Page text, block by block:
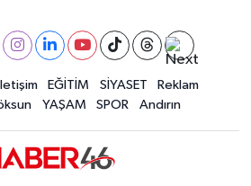
EĞİTİM SİYASET
Reklam
YAŞAM SPOR Andırın